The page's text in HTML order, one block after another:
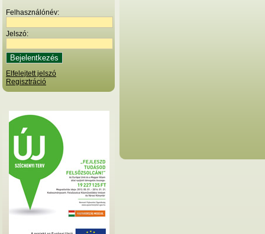
Felhasználónév:
Jelszó:
Elfelejtett jelszó
Regisztráció